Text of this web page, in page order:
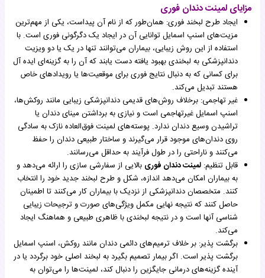
مزایای لمینت دندان فوری
ایجاد طرح لبخند فوری: همان‌طور که از نام آن پیداست، یکی از مهم‌ترین
مزیت‌های اسنپ اسمایل توانایی آن در ایجاد یک دگرگونی فوری است. با
استفاده از این روش زیبایی، بیماران می‌توانند تنها در یک یا دو ویزیت
دندانپزشکی به لبخندی بهبود یافته دست یابند که آن را به گزینه‌ای ایده آل
برای کسانی که به دنبال نتایج فوری برای موقعیت‌ها یا رویدادهای خاص
هستند تبدیل می‌کند.
غیر تهاجمی: برخلاف روش‌های قدیمی دندانپزشکی زیبایی مانند روکش‌ها،
اسنپ اسمایل غیرتهاجمی است و نیازی به برداشتن مینای دندان یا
تراشیدن وسیع دندان ندارد. پوسته‌های لمینت فوق‌العاده نازک به سادگی
روی دندان‌های موجود قرار می‌گیرند و ساختار طبیعی دندان را حفظ
می‌کنند و ناراحتی را در طول فرآیند به حداقل می‌رسانند.
قابل تنظیم: لمینت دندان فوری بالایی از سفارشی سازی را ارائه می‌دهد و
به بیماران امکان می‌دهد اندازه، شکل و طرح لبخند جدید خود را انتخاب
کنند. متخصصان دندانپزشکی از نزدیک با بیماران کار می‌کنند تا اطمینان
حاصل کنند که نتیجه نهایی مکمل ویژگی‌های صورت و ترجیحات زیبایی
شناسی آنها است و در نتیجه لبخندی با ظاهری طبیعی و هماهنگ ایجاد
می‌کند.
برگشت پذیر: بر خلاف ترمیم‌های دائمی دندان مانند روکش، اسنپ اسمایل
برگشت پذیر است. اگر بیمار تصمیم بگیرد به لبخند اصلی خود برگردد یا در
آینده گزینه‌های درمانی جایگزین را دنبال کند، لمینت‌ها را می‌توان به